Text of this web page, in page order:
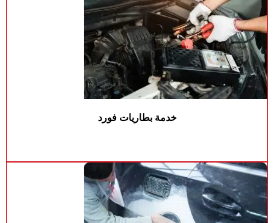
خدمة بطاريات فورد